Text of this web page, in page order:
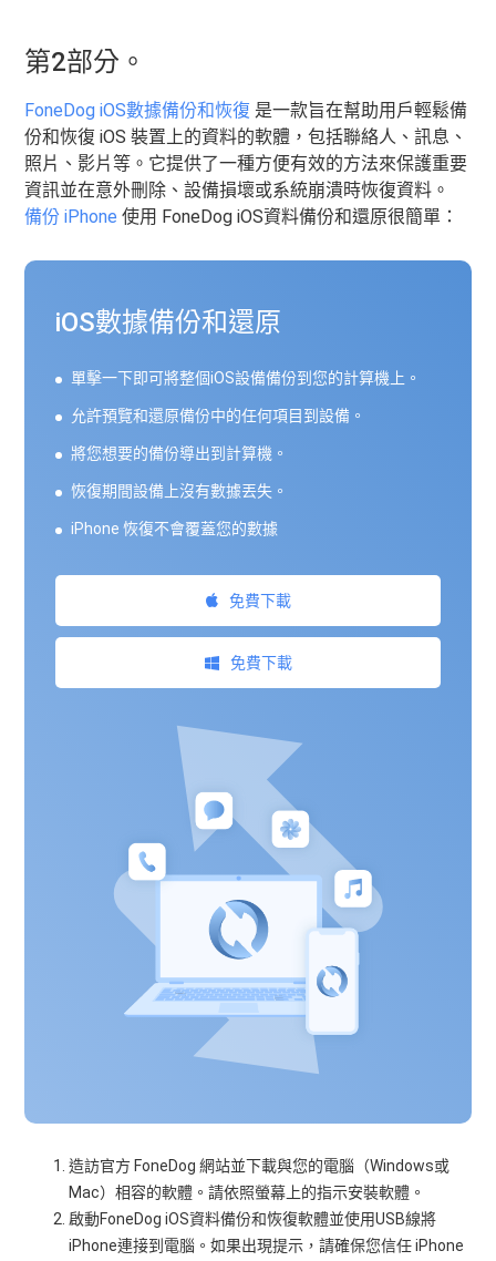
第2部分。
FoneDog iOS數據備份和恢復 是一款旨在幫助用戶輕鬆備
份和恢復 iOS 裝置上的資料的軟體，包括聯絡人、訊息、
照片、影片等。它提供了一種方便有效的方法來保護重要
資訊並在意外刪除、設備損壞或系統崩潰時恢復資料。
備份 iPhone 使用 FoneDog iOS資料備份和還原很簡單：
iOS數據備份和還原
單擊一下即可將整個iOS設備備份到您的計算機上。
允許預覽和還原備份中的任何項目到設備。
將您想要的備份導出到計算機。
恢復期間設備上沒有數據丟失。
iPhone 恢復不會覆蓋您的數據
免費下載
免費下載
造訪官方 FoneDog 網站並下載與您的電腦（Windows或
Mac）相容的軟體。請依照螢幕上的指示安裝軟體。
啟動FoneDog iOS資料備份和恢復軟體並使用USB線將
iPhone連接到電腦。如果出現提示，請確保您信任 iPhone